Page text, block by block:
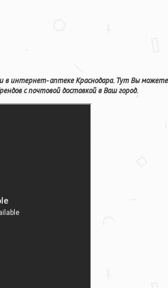
в интернет- аптеке Краснодара. Тут Вы можете
с почтовой доставкой в Ваш город.